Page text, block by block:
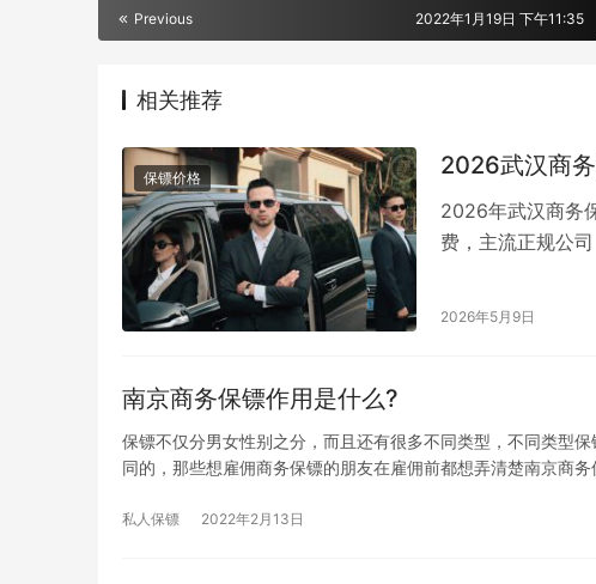
Previous 2022年1月19日 下午11:35
相关推荐
保镖价格 2026武汉商
2026年武汉商务
费，主流正规公
2026年5月9日
南京商务保镖作用是什么?
保镖不仅分男女性别之分，而且还有很多不同类型，不同类型
同的，那些想雇佣商务保镖的朋友在雇佣前都想弄清楚南京商
私人保镖 2022年2月13日